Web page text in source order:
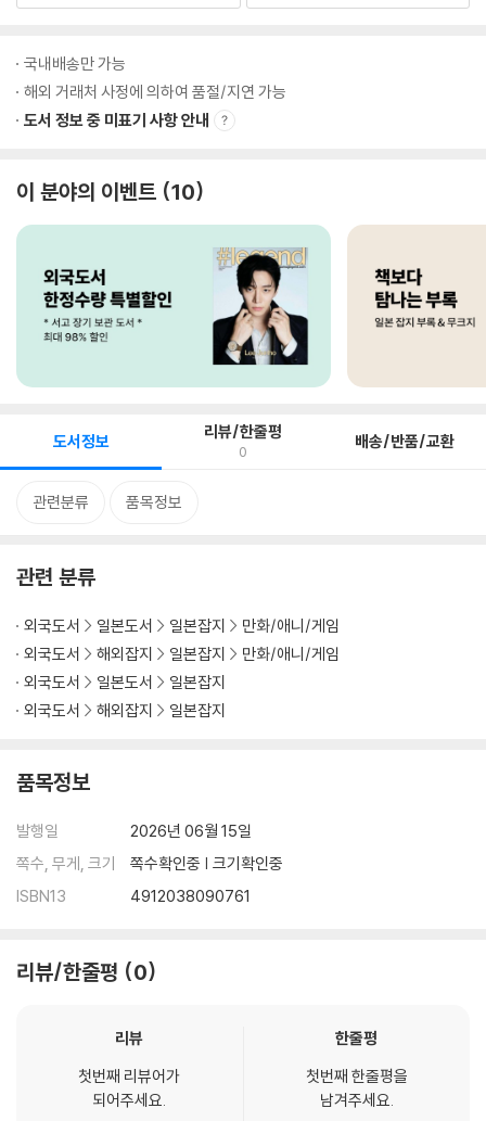
국내배송만 가능
해외 거래처 사정에 의하여 품절/지연 가능
도서 정보 중 미표기 사항 안내
이 분야의 이벤트 10
도서정보 리뷰/한줄평
0 배송/반품/교환
관련분류 품목정보
관련 분류
외국도서 일본도서 일본잡지
만화/애니/게임
외국도서
해외잡지 일본잡지
만화/애니/게임
외국도서
일본도서
일본잡지
외국도서
해외잡지 일본잡지
품목정보
발행일
2026년 06월 15일
쪽수, 무게, 크기
쪽수확인중 | 크기확인중
ISBN13
4912038090761
리뷰/한줄평 0
리뷰
첫번째 리뷰어가
되어주세요.
한줄평
첫번째 한줄평을
남겨주세요.